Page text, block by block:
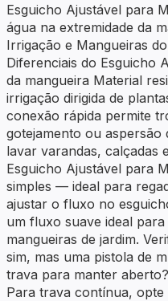
Esguicho Ajustável para
água na extremidade da
Irrigação e Mangueiras
Diferenciais do Esguicho
da mangueira Material
irrigação dirigida de
conexão rápida permite
gotejamento ou aspersão
lavar varandas, calçadas
Esguicho Ajustável para
simples — ideal para
ajustar o fluxo no
um fluxo suave ideal
mangueiras de jardim.
sim, mas uma pistola de
trava para manter
Para trava contínua, opte